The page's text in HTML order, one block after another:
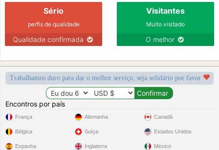
Sério
perfis de qualidade
Qualidade confirmada
Visitantes
Muito visitado
O melhor
Trabalhamos duro para dar o melhor serviço, seja solidário por favor
Encontros por país
França
Bélgica
Espanha
Alemanha
Suíça
Inglaterra
Canadá
Estados Unidos
México